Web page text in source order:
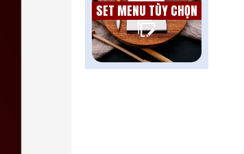
SET MENU TÙY CHỌN